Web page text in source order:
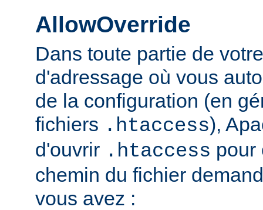
AllowOverride
Dans toute partie de
d'adressage où vous
de la configuration (en
fichiers .htaccess),
d'ouvrir .htaccess pour
chemin du fichier
vous avez :